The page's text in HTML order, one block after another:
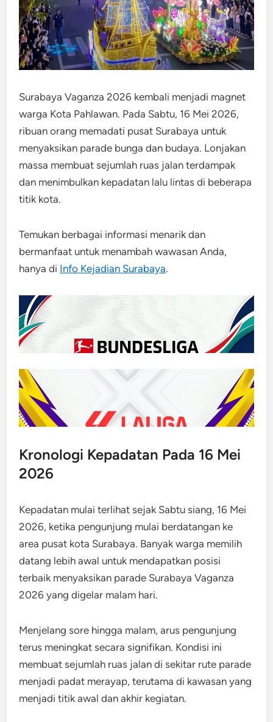
Surabaya Vaganza 2026 kembali menjadi magnet
warga Kota Pahlawan. Pada Sabtu, 16 Mei 2026,
ribuan orang memadati pusat Surabaya untuk
menyaksikan parade bunga dan budaya. Lonjakan
massa membuat sejumlah ruas jalan terdampak
dan menimbulkan kepadatan lalu lintas di beberapa
titik kota.
Temukan berbagai informasi menarik dan
bermanfaat untuk menambah wawasan Anda,
hanya di Info Kejadian Surabaya.
Kronologi Kepadatan Pada 16 Mei
2026
Kepadatan mulai terlihat sejak Sabtu siang, 16 Mei
2026, ketika pengunjung mulai berdatangan ke
area pusat kota Surabaya. Banyak warga memilih
datang lebih awal untuk mendapatkan posisi
terbaik menyaksikan parade Surabaya Vaganza
2026 yang digelar malam hari.
Menjelang sore hingga malam, arus pengunjung
terus meningkat secara signifikan. Kondisi ini
membuat sejumlah ruas jalan di sekitar rute parade
menjadi padat merayap, terutama di kawasan yang
menjadi titik awal dan akhir kegiatan.